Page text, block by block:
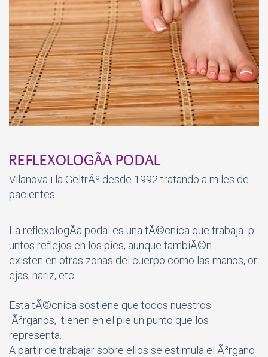
REFLEXOLOGÃA PODAL
Vilanova i la GeltrÃº desde 1992 tratando a miles de
pacientes
La reflexologÃ­a podal es una tÃ©cnica que trabaja p
untos reflejos en los pies, aunque tambiÃ©n
existen en otras zonas del cuerpo como las manos, or
ejas, nariz, etc.
Esta tÃ©cnica sostiene que todos nuestros
Ã³rganos, tienen en el pie un punto que los
representa.
A partir de trabajar sobre ellos se estimula el Ã³rgano